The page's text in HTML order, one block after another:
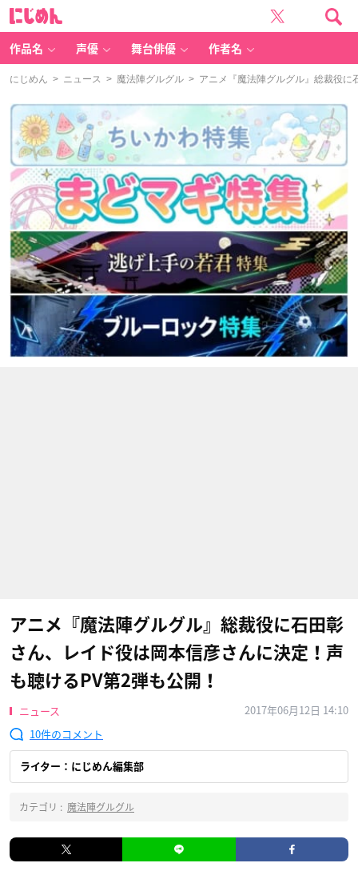
作品名 声優 舞台俳優 作者名
にじめん > ニュース > 魔法陣グルグル > アニメ『魔法陣グルグル』総裁役に
アニメ『魔法陣グルグル』総裁役に石田彰
さん、レイド役は岡本信彦さんに決定！声
も聴けるPV第2弾も公開！
ニュース
2017年06月12日 14:10
10
ライター：にじめん編集部
カテゴリ : 魔法陣グルグル